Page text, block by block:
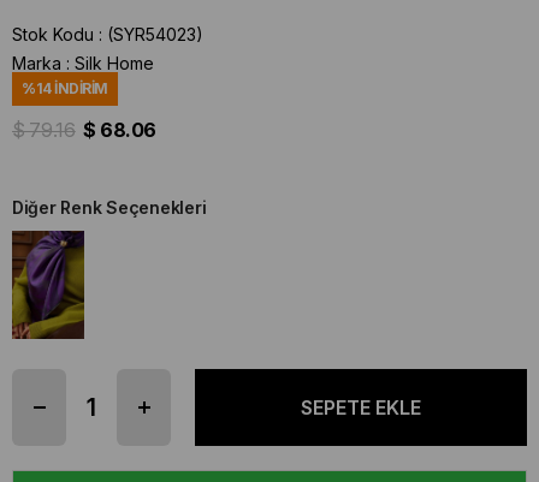
Stok Kodu
(SYR54023)
Marka : Silk Home
%14İNDIRIM
$ 79.16 $ 68.06
Diğer Renk Seçenekleri